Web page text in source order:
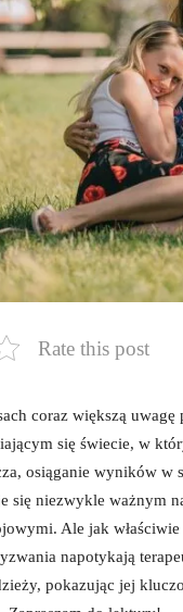
Rate this post
coraz większą
się świecie, w
osiąganie wyników w
się niezwykle ważnym
Ale jak
napotykają
pokazując jej